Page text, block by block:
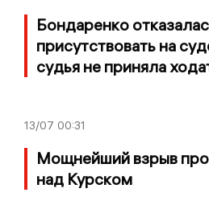
Бондаренко
присутствовать на
судья не приняла
13/07 00:31
Мощнейший взрыв
над Курском